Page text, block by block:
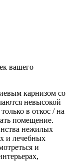
вашего
карнизом со
невысокой
в откос / на
помещение.
нежилых
и лечебных
и